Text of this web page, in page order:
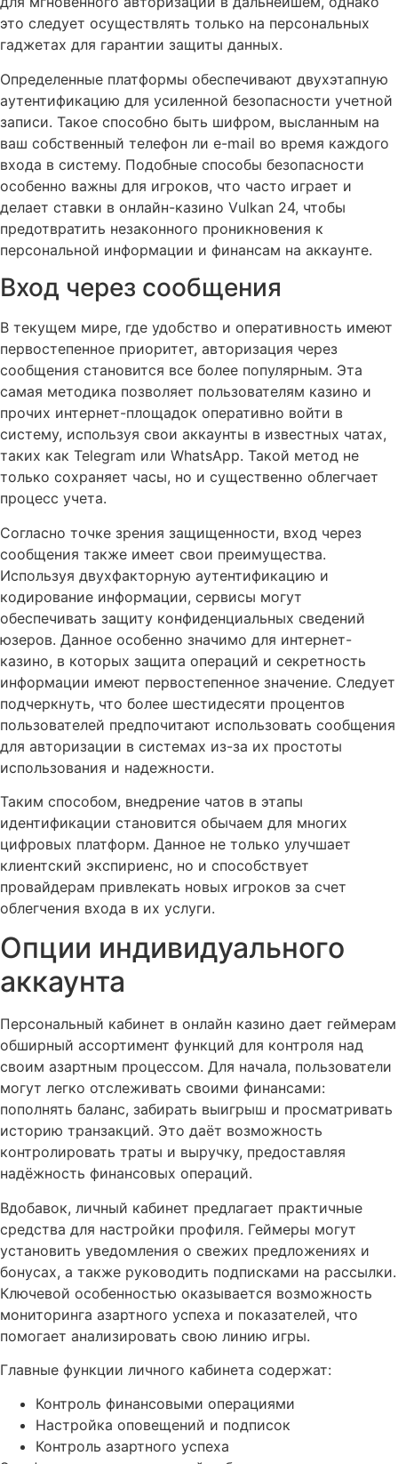
это следует осуществлять только на персональных
гаджетах для гарантии защиты данных.
Определенные платформы обеспечивают двухэтапную
аутентификацию для усиленной безопасности учетной
записи. Такое способно быть шифром, высланным на
ваш собственный телефон ли e-mail во время каждого
входа в систему. Подобные способы безопасности
особенно важны для игроков, что часто играет и
делает ставки в онлайн-казино Vulkan 24, чтобы
предотвратить незаконного проникновения к
персональной информации и финансам на аккаунте.
Вход через сообщения
В текущем мире, где удобство и оперативность имеют
первостепенное приоритет, авторизация через
сообщения становится все более популярным. Эта
самая методика позволяет пользователям казино и
прочих интернет-площадок оперативно войти в
систему, используя свои аккаунты в известных чатах,
таких как Telegram или WhatsApp. Такой метод не
только сохраняет часы, но и существенно облегчает
процесс учета.
Согласно точке зрения защищенности, вход через
сообщения также имеет свои преимущества.
Используя двухфакторную аутентификацию и
кодирование информации, сервисы могут
обеспечивать защиту конфиденциальных сведений
юзеров. Данное особенно значимо для интернет-
казино, в которых защита операций и секретность
информации имеют первостепенное значение. Следует
подчеркнуть, что более шестидесяти процентов
пользователей предпочитают использовать сообщения
для авторизации в системах из-за их простоты
использования и надежности.
Таким способом, внедрение чатов в этапы
идентификации становится обычаем для многих
цифровых платформ. Данное не только улучшает
клиентский экспириенс, но и способствует
провайдерам привлекать новых игроков за счет
облегчения входа в их услуги.
Опции индивидуального
аккаунта
Персональный кабинет в онлайн казино дает геймерам
обширный ассортимент функций для контроля над
своим азартным процессом. Для начала, пользователи
могут легко отслеживать своими финансами:
пополнять баланс, забирать выигрыш и просматривать
историю транзакций. Это даёт возможность
контролировать траты и выручку, предоставляя
надёжность финансовых операций.
Вдобавок, личный кабинет предлагает практичные
средства для настройки профиля. Геймеры могут
установить уведомления о свежих предложениях и
бонусах, а также руководить подписками на рассылки.
Ключевой особенностью оказывается возможность
мониторинга азартного успеха и показателей, что
помогает анализировать свою линию игры.
Главные функции личного кабинета содержат:
Контроль финансовыми операциями
Настройка оповещений и подписок
Контроль азартного успеха